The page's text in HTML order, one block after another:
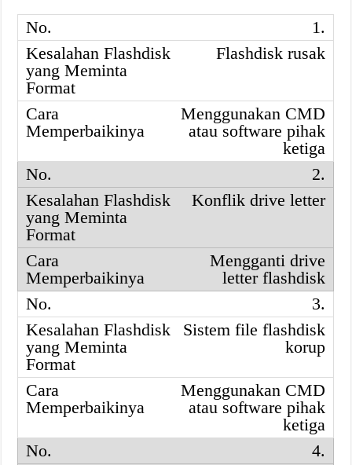
1.
Flashdisk rusak
Menggunakan CMD
atau software pihak
ketiga
2.
Konflik drive letter
Mengganti drive
letter flashdisk
3.
Sistem file flashdisk
korup
Menggunakan CMD
atau software pihak
ketiga
4.